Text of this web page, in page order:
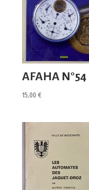
AFAHA N°54
15,00 €